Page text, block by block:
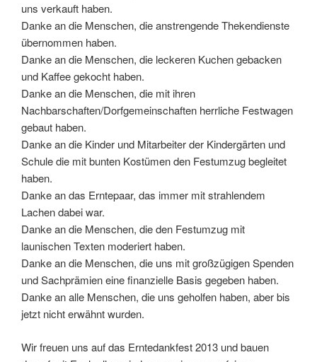
uns verkauft haben.
Danke an die Menschen, die anstrengende Thekendienste
übernommen haben.
Danke an die Menschen, die leckeren Kuchen gebacken
und Kaffee gekocht haben.
Danke an die Menschen, die mit ihren
Nachbarschaften/Dorfgemeinschaften herrliche Festwagen
gebaut haben.
Danke an die Kinder und Mitarbeiter der Kindergärten und
Schule die mit bunten Kostümen den Festumzug begleitet
haben.
Danke an das Erntepaar, das immer mit strahlendem
Lachen dabei war.
Danke an die Menschen, die den Festumzug mit
launischen Texten moderiert haben.
Danke an die Menschen, die uns mit großzügigen Spenden
und Sachprämien eine finanzielle Basis gegeben haben.
Danke an alle Menschen, die uns geholfen haben, aber bis
jetzt nicht erwähnt wurden.
Wir freuen uns auf das Erntedankfest 2013 und bauen